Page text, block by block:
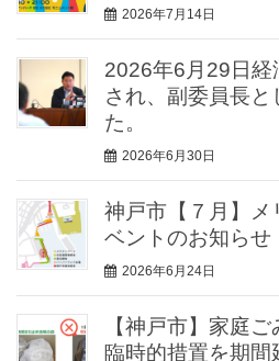
2026年7月14日
2026年6月29日経
され、副委員長と
た。
2026年6月30日
神戸市【７月】メ
ベントのお知らせ
2026年6月24日
【神戸市】家庭
臨時的措置を期間